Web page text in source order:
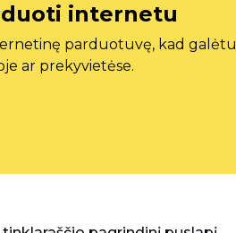
internetu
parduotuvę, kad
ar prekyvietėse.